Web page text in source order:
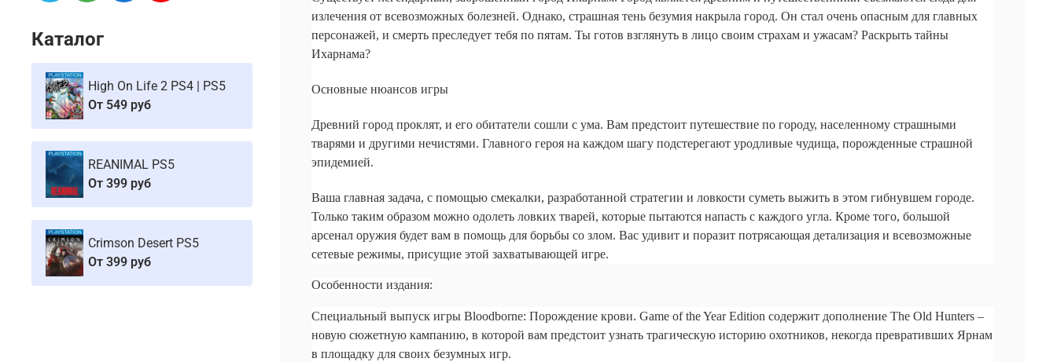
излечения от всевозможных болезней. Однако, страшная тень безумия накрыла город. Он стал очень опасным для главных
персонажей, и смерть преследует тебя по пятам. Ты готов взглянуть в лицо своим страхам и ужасам? Раскрыть тайны
Ихарнама?
Основные нюансов игры
Древний город проклят, и его обитатели сошли с ума. Вам предстоит путешествие по городу, населенному страшными
тварями и другими нечистями. Главного героя на каждом шагу подстерегают уродливые чудища, порожденные страшной
эпидемией.
Ваша главная задача, с помощью смекалки, разработанной стратегии и ловкости суметь выжить в этом гибнувшем городе.
Только таким образом можно одолеть ловких тварей, которые пытаются напасть с каждого угла. Кроме того, большой
арсенал оружия будет вам в помощь для борьбы со злом. Вас удивит и поразит потрясающая детализация и всевозможные
сетевые режимы, присущие этой захватывающей игре.
Особенности издания:
Специальный выпуск игры Bloodborne: Порождение крови. Game of the Year Edition содержит дополнение The Old Hunters –
новую сюжетную кампанию, в которой вам предстоит узнать трагическую историю охотников, некогда превративших Ярнам
в площадку для своих безумных игр.
Каталог
High On Life 2 PS4 | PS5
От 549 руб
REANIMAL PS5
От 399 руб
Crimson Desert PS5
От 399 руб